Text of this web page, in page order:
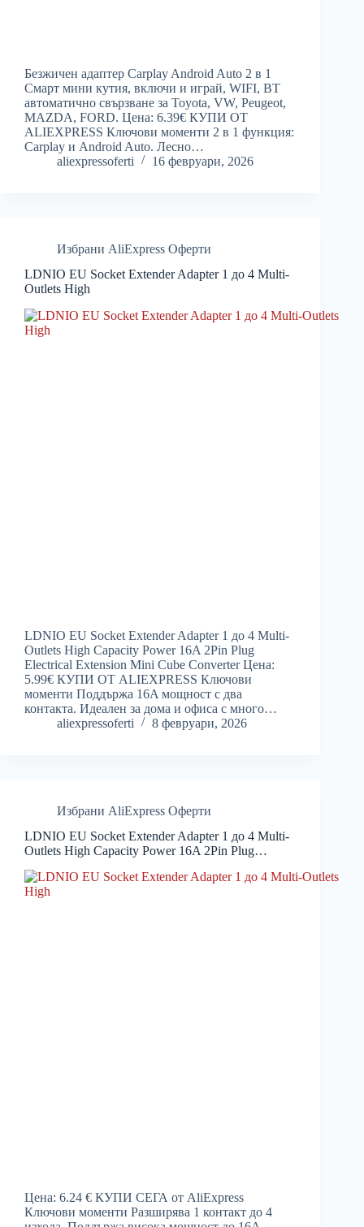
Безжичен адаптер Carplay Android Auto 2 в 1
Смарт мини кутия, включи и играй, WIFI, BT
автоматично свързване за Toyota, VW, Peugeot,
MAZDA, FORD. Цена: 6.39€ КУПИ ОТ
ALIEXPRESS Ключови моменти 2 в 1 функция:
Carplay и Android Auto. Лесно…
aliexpressoferti
16 февруари, 2026
Избрани AliExpress Оферти
LDNIO EU Socket Extender Adapter 1 до 4 Multi-
Outlets High
LDNIO EU Socket Extender Adapter 1 до 4 Multi-
Outlets High Capacity Power 16A 2Pin Plug
Electrical Extension Mini Cube Converter Цена:
5.99€ КУПИ ОТ ALIEXPRESS Ключови
моменти Поддържа 16A мощност с два
контакта. Идеален за дома и офиса с много…
aliexpressoferti
8 февруари, 2026
Избрани AliExpress Оферти
LDNIO EU Socket Extender Adapter 1 до 4 Multi-
Outlets High Capacity Power 16A 2Pin Plug…
Цена: 6.24 € КУПИ СЕГА от AliExpress
Ключови моменти Разширява 1 контакт до 4